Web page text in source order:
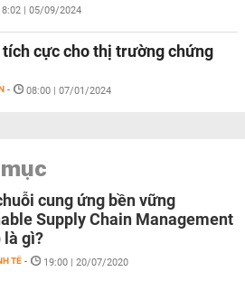
| 05/09/2024
cực cho thị trường chứng
- 08:00 | 07/01/2024
cung ứng bền vững
Supply Chain Management
là gì?
TẾ - 19:00 | 20/07/2020